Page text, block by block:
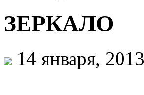
ЗЕРКАЛО
14 января, 2013